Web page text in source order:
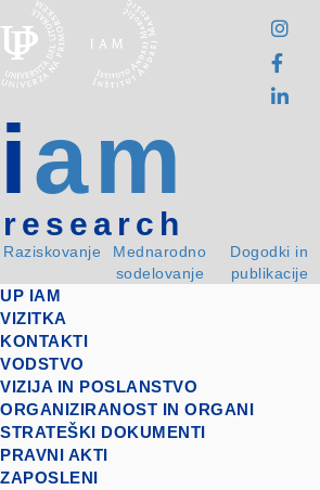
iam
research
Raziskovanje
Mednarodno
sodelovanje
Dogodki in
publikacije
UP IAM
VIZITKA
KONTAKTI
VODSTVO
VIZIJA IN POSLANSTVO
ORGANIZIRANOST IN ORGANI
STRATEŠKI DOKUMENTI
PRAVNI AKTI
ZAPOSLENI